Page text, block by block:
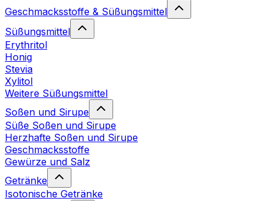
Geschmacksstoffe & Süßungsmittel
Süßungsmittel
Erythritol
Honig
Stevia
Xylitol
Weitere Süßungsmittel
Soßen und Sirupe
Süße Soßen und Sirupe
Herzhafte Soßen und Sirupe
Geschmacksstoffe
Gewürze und Salz
Getränke
Isotonische Getränke